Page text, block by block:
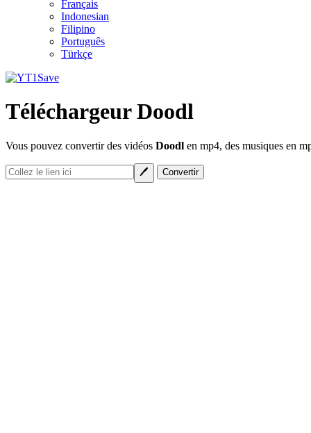
Français
Indonesian
Filipino
Português
Türkçe
Téléchargeur Doodl
Vous pouvez convertir des vidéos Doodl en mp4, des musiques en